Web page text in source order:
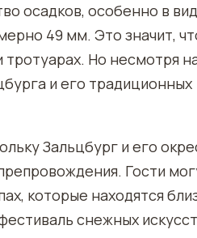
осадков, особенно в
49 мм. Это значит,
Но несмотря
и его традиционных
Зальцбург и его
Гости
которые находятся
снежных